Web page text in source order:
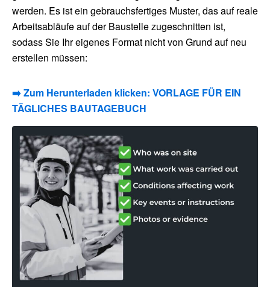
werden. Es ist ein gebrauchsfertiges Muster, das auf reale
Arbeitsabläufe auf der Baustelle zugeschnitten ist,
sodass Sie Ihr eigenes Format nicht von Grund auf neu
erstellen müssen:
➡️Zum Herunterladen klicken: VORLAGE FÜR EIN
TÄGLICHES BAUTAGEBUCH